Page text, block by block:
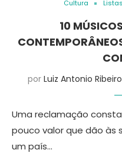
Cultura Listas
10
por Luiz Antonio Ribeiro
Uma reclamação
pouco valor que dão às
um país…